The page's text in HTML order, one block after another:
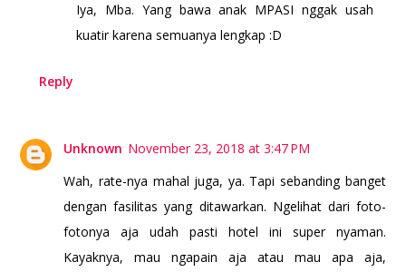
Iya, Mba. Yang bawa anak MPASI nggak usah
kuatir karena semuanya lengkap :D
Reply
Unknown November 23, 2018 at 3:47 PM
Wah, rate-nya mahal juga, ya. Tapi sebanding banget
dengan fasilitas yang ditawarkan. Ngelihat dari foto-
fotonya aja udah pasti hotel ini super nyaman.
Kayaknya, mau ngapain aja atau mau apa aja,